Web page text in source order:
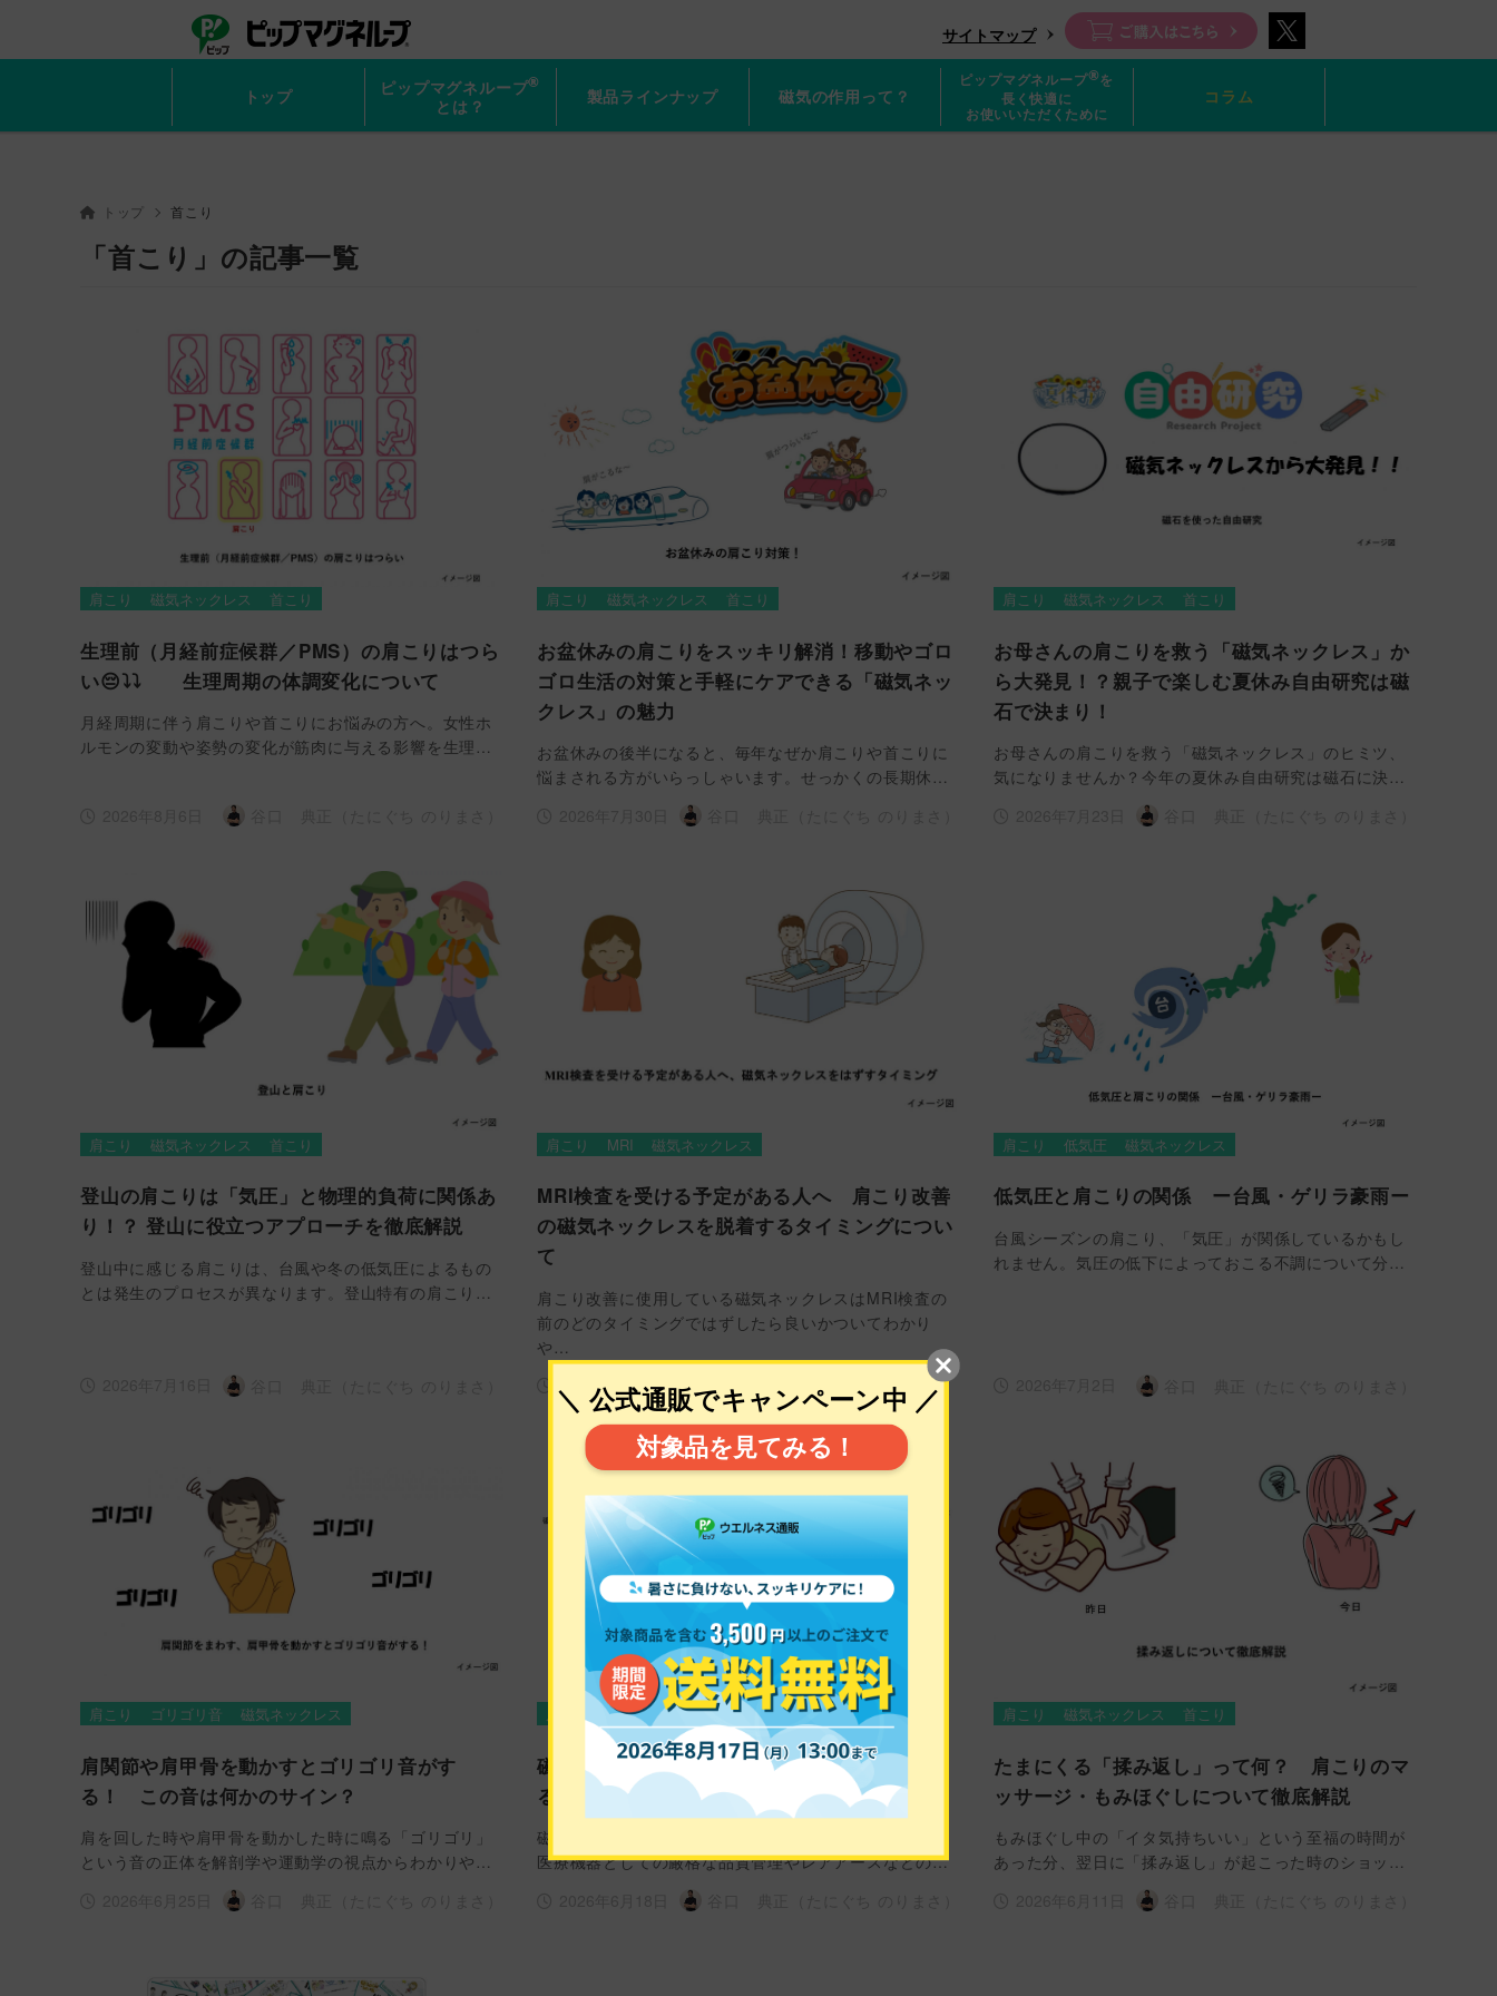
ピップ サイトマップ
トップ ピップマグネループ®
とは？ 製品ラインナップ 磁気の作用って？
ピップマグネループ®を
長く快適に
お使いいただくために
コラム
トップ 首こり
「首こり」の記事一覧
肩こり 磁気ネックレス 首こり
生理前（月経前症候群／PMS）の肩こりはつら
い😔⤵⤵ 生理周期の体調変化について
月経周期に伴う肩こりや首こりにお悩みの方へ。女性ホ
ルモンの変動や姿勢の変化が筋肉に与える影響を生理…
肩こり 磁気ネックレス 首こり
お盆休みの肩こりをスッキリ解消！移動やゴロ
ゴロ生活の対策と手軽にケアできる「磁気ネッ
クレス」の魅力
お盆休みの後半になると、毎年なぜか肩こりや首こりに
悩まされる方がいらっしゃいます。せっかくの長期休…
肩こり 磁気ネックレス 首こり
お母さんの肩こりを救う「磁気ネックレス」か
ら大発見！？親子で楽しむ夏休み自由研究は磁
石で決まり！
お母さんの肩こりを救う「磁気ネックレス」のヒミツ、
気になりませんか？今年の夏休み自由研究は磁石に決…
肩こり 磁気ネックレス 首こり
登山の肩こりは「気圧」と物理的負荷に関係あ
り！？ 登山に役立つアプローチを徹底解説
登山中に感じる肩こりは、台風や冬の低気圧によるもの
とは発生のプロセスが異なります。登山特有の肩こり…
肩こり MRI 磁気ネックレス
MRI検査を受ける予定がある人へ 肩こり改善
の磁気ネックレスを脱着するタイミングについ
て
肩こり改善に使用している磁気ネックレスはMRI検査の
前のどのタイミングではずしたら良いかついてわかり
や…
2026年7月9日
谷口 典正（たにぐち のりまさ）
肩こり 低気圧 磁気ネックレス
低気圧と肩こりの関係 ー台風・ゲリラ豪雨ー
台風シーズンの肩こり、「気圧」が関係しているかもし
れません。気圧の低下によっておこる不調について分…
肩こり ゴリゴリ音 磁気ネックレス
肩関節や肩甲骨を動かすとゴリゴリ音がす
る！ この音は何かのサイン？
肩を回した時や肩甲骨を動かした時に鳴る「ゴリゴリ」
という音の正体を解剖学や運動学の視点からわかりや…
肩こり 磁気ネックレス 首こり
磁気ネックレスの価格が高いのには理由があ
る！？徹底解説
磁気ネックレスの価格が高く設定されている背景を管理
医療機器としての厳格な品質管理やレアアースなどの…
肩こり 磁気ネックレス 首こり
たまにくる「揉み返し」って何？ 肩こりのマ
ッサージ・もみほぐしについて徹底解説
もみほぐし中の「イタ気持ちいい」という至福の時間が
あった分、翌日に「揉み返し」が起こった時のショッ…